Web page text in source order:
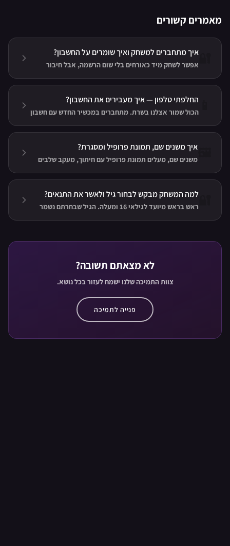
מאמרים קשורים
איך מתחברים למשחק ואיך שומרים על החשבון?
אפשר לשחק מיד כאורחים בלי שום הרשמה, אבל חיבור
— והחיבור הראשון מזכה כרגע ב-20 יהלומים.
החלפתי טלפון — איך מעבירים את החשבון?
הכול שמור אצלנו בשרת. מתחברים במכשיר החדש עם חשבון
חברו חשבון לפני המעבר!
איך משנים שם, תמונת פרופיל ומסגרת?
משנים שם, מעלים תמונת פרופיל עם חיתוך, מעקב שלבים
ומקשטים הכול במסגרת אווטאר.
למה המשחק מבקש לבחור גיל ולאשר את התנאים?
ראש בראש מיועד לגילאי 16 ומעלה. הגיל שבחרתם נשמר
לא מצאתם תשובה?
צוות התמיכה שלנו ישמח לעזור בכל נושא.
פנייה לתמיכה